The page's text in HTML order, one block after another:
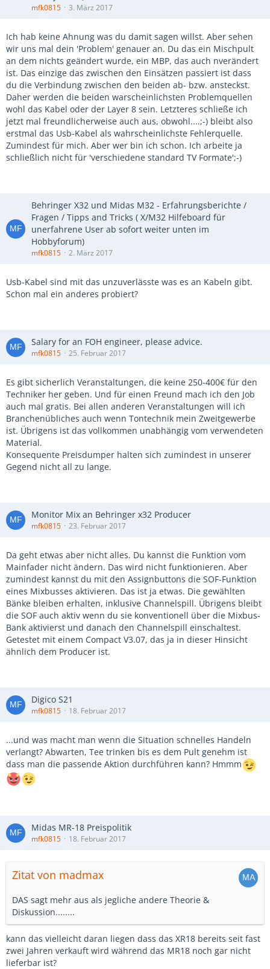
mfk0815 3. März 2017
Ich hab keine Ahnung was du damit sagen willst. Aber sehen
wir uns mal dein 'Problem' genauer an. Du das ein Mischpult
an dem nichts geändert wurde, ein MBP, das auch nverändert
ist. Das einzige das zwischen den Einsätzen passiert ist dass
du die Verbindung zwischen den beiden ab- bzw. ansteckst.
Daher werden die beiden warscheinlichsten Problemquellen
wohl das Kabel oder der Layer 8 sein. Letzteres schließe ich
jetzt mal freundlicherweise auch aus, obwohl....;-) bleibt also
erstmal das Usb-Kabel als wahrscheinlichste Fehlerquelle.
Zumindest für mich. Aber wer bin ich schon. Ich arbeite ja
schließlich nicht für 'verschiedene standard TV Formate';-)
Behringer X32 und Midas M32 - Erfahrungsberichte /
Fragen / Tipps and Tricks ( X/M32 Hilfeboard für
unerfahrene User ab sofort weiter unten im
Hobbyforum)
mfk0815 2. März 2017
Usb-Kabel sind mit das unzuverlässte was es an Kabeln gibt.
Schon mal ein anderes probiert?
Salary for an FOH engineer, please advice.
mfk0815 25. Februar 2017
Es gibt sicherlich Veranstaltungen, die keine 250-400€ für den
Techniker her geben. Und für einen Freund mach ich den Job
auch mal gratis. Bei allen anderen Veranstaltungen will ich
Branchenübliches auch wenn Tontechnik mein Zweitgewerbe
ist. Übrigens ist das vollkommen unabhängig vom verwendeten
Material.
Konsequente Preisdumper halten sich zumindest in unserer
Gegend nicht all zu lange.
Monitor Mix an Behringer x32 Producer
mfk0815 23. Februar 2017
Da geht etwas aber nicht alles. Du kannst die Funktion vom
Mainfader nicht ändern. Das wird nicht funktionieren. Aber
zumindest kannst du mit den Assignbuttons die SOF-Funktion
eines Mixbusses aktivieren. Das ist ja etwas. Die gewählten
Bänke bleiben erhalten, inklusive Channelspill. Übrigens bleibt
die SOF auch aktiv wenn du sie konventionell über die Mixbus-
Bank aktivierst und danach den Channelspill einschaltest.
Getestet mit einem Compact V3.07, das ja in dieser Hinsicht
ähnlich dem Producer ist.
Digico S21
mfk0815 18. Februar 2017
...und was macht man wenn die Situation schnelles Handeln
verlangt? Abwarten, Tee trinken bis es dem Pult genehm ist
dass man die passende Aktion durchführen kann? Hmmm
Midas MR-18 Preispolitik
mfk0815 18. Februar 2017
Zitat von madmax
DAS sagt mehr aus als jegliche andere Theorie &
Diskussion........
kann das vielleicht daran liegen dass das XR18 bereits seit fast
zwei Jahren verkauft wird während das MR18 noch gar nicht
lieferbar ist?